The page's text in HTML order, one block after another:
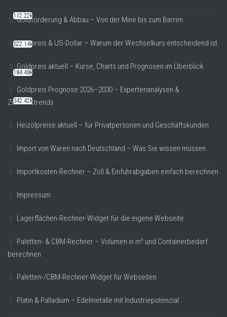
Goldförderung & Abbau – Von der Mine bis zum Barren
Goldpreis & US-Dollar – Warum der Wechselkurs entscheidend ist
Goldpreis aktuell – Kurse, Charts und Prognosen im Überblick
Goldpreis Prognose 2026–2030 – Expertenanalysen &
Zukunftstrends
Heizölpreise aktuell – für Privatpersonen und Geschäftskunden
Import von Waren nach Deutschland – Was Sie wissen müssen
Importkosten-Rechner – Zoll & Einfuhrabgaben einfach berechnen
Impressum
Lagerflächen-Rechner-Widget für die eigene Webseite
Paletten- & CBM-Rechner – Volumen in m³ und Containerbedarf
berechnen
Paletten-/CBM-Rechner-Widget für Webseiten
Platin & Palladium – Edelmetalle mit Industriepotenzial
112.22k
522.14k
184.48k
342.42k